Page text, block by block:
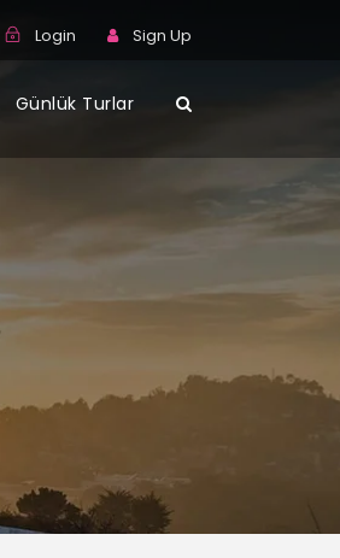
Login Sign Up
Günlük Turlar